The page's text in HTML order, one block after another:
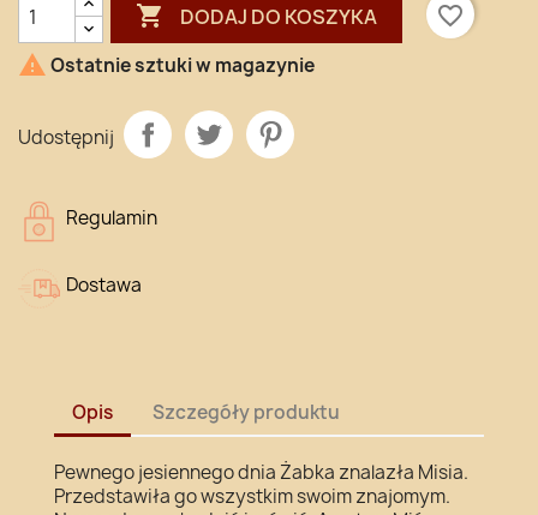
 DODAJ DO KOSZYKA
favorite_border
 Ostatnie sztuki w magazynie
Udostępnij
Regulamin
Dostawa
Opis Szczegóły produktu
Pewnego jesiennego dnia Żabka znalazła Misia.
Przedstawiła go wszystkim swoim znajomym.